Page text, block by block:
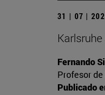
31 | 07 |
Fernando
Profesor
Publicado